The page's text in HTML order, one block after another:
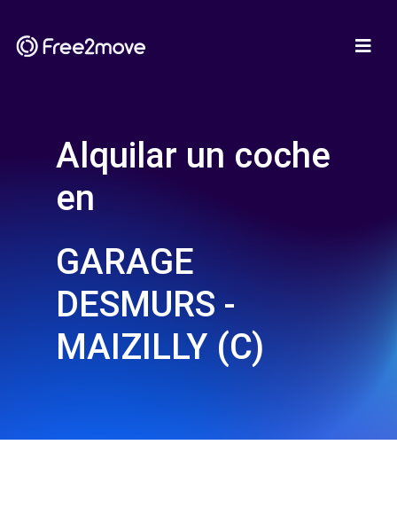
Alquilar un coche
en
GARAGE
DESMURS -
MAIZILLY (C)